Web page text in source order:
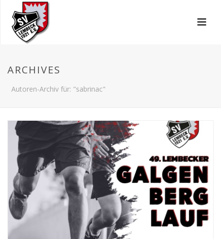
ARCHIVES
Autoren-Archiv für: "sabrinac"